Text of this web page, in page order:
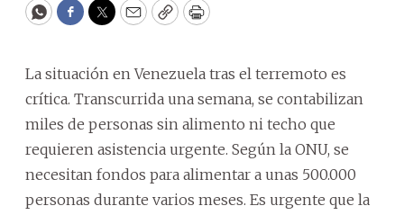
WhatsApp
Facebook
Twitter
EmailCopyPrint
La situación en Venezuela tras el terremoto es
crítica. Transcurrida una semana, se contabilizan
miles de personas sin alimento ni techo que
requieren asistencia urgente. Según la ONU, se
necesitan fondos para alimentar a unas 500.000
personas durante varios meses. Es urgente que la